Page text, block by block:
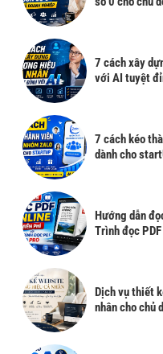
7 cách xây
với AI tuyệt
7 cách kéo
dành cho
Hướng dẫn
Trình đọc
Dịch vụ thiết
nhân cho chủ